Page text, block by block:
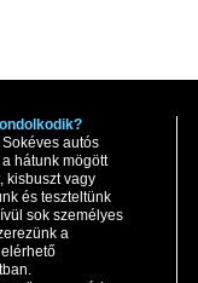
autós
hátunk mögött
kisbuszt vagy
és teszteltünk
sok személyes
a